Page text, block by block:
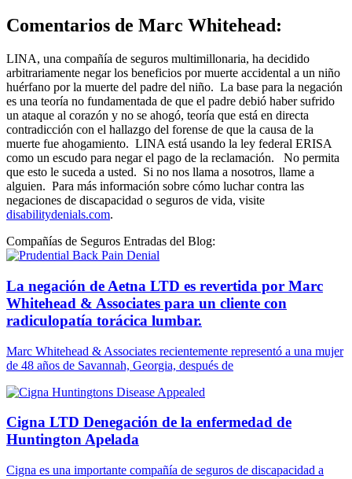
Comentarios de Marc Whitehead:
LINA, una compañía de seguros multimillonaria, ha decidido
arbitrariamente negar los beneficios por muerte accidental a un niño
huérfano por la muerte del padre del niño. La base para la negación
es una teoría no fundamentada de que el padre debió haber sufrido
un ataque al corazón y no se ahogó, teoría que está en directa
contradicción con el hallazgo del forense de que la causa de la
muerte fue ahogamiento. LINA está usando la ley federal ERISA
como un escudo para negar el pago de la reclamación. No permita
que esto le suceda a usted. Si no nos llama a nosotros, llame a
alguien. Para más información sobre cómo luchar contra las
negaciones de discapacidad o seguros de vida, visite
disabilitydenials.com.
Compañías de Seguros Entradas del Blog:
La negación de Aetna LTD es revertida por Marc
Whitehead & Associates para un cliente con
radiculopatía torácica lumbar.
Marc Whitehead & Associates recientemente representó a una mujer
de 48 años de Savannah, Georgia, después de
Cigna LTD Denegación de la enfermedad de
Huntington Apelada
Cigna es una importante compañía de seguros de discapacidad a